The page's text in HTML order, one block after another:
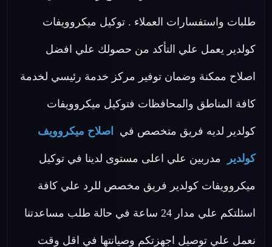
طلبات واستفسارات العملاء . توكيل ميكروويفات
كولدير يعمل علي التأكد من حصولك علي افضل
اصلاح ممكنة وضمان توفير مركز خدمة رئيسي لخدمة
كافة المناطق والمحافظات فتوكيل ميكروويفات
كولدير لديه فريق متخصص في اصلاح ميكروويف
كولدير مدربين علي اعلى مستوى لدينا في توكيل
ميكروويفات كولدير فريق مخصص للرد علي كافة
اسئلتكم علي مدار 24 ساعة في حالة طلب مساعدتنا
نعمل علي توصيل اجهزتكم وصيانتها في اقل وقت